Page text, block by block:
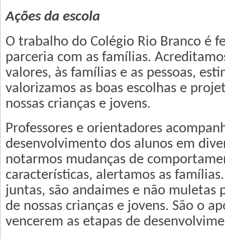
Ações da escola
O trabalho do Colégio Rio Branco é
parceria com as famílias.
valores, às famílias e as pessoas,
valorizamos as boas escolhas e
nossas crianças e jovens.
Professores e orientadores
desenvolvimento dos alunos em
notarmos mudanças de
características, alertamos as
juntas, são andaimes e não muletas
de nossas crianças e jovens. São o
vencerem as etapas de